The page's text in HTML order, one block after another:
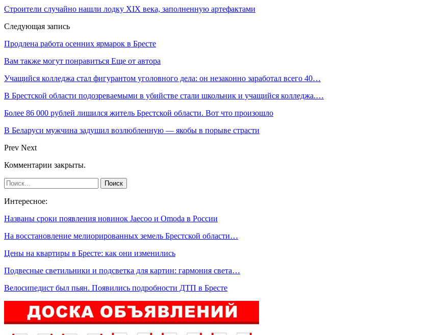
Строители случайно нашли лодку XIX века, заполненную артефактами
Следующая запись
Продлена работа осенних ярмарок в Бресте
Вам также могут понравиться Еще от автора
Учащийся колледжа стал фигурантом уголовного дела: он незаконно заработал всего 40…
В Брестской области подозреваемыми в убийстве стали школьник и учащийся колледжа.…
Более 86 000 рублей лишился житель Брестской области. Вот что произошло
В Беларуси мужчина задушил возлюбленную — якобы в порыве страсти
Prev Next
Комментарии закрыты.
Интересное:
Названы сроки появления новинок Jaecoo и Omoda в России
На восстановление мелиорированных земель Брестской области…
Цены на квартиры в Бресте: как они изменились
Подвесные светильники и подсветка для картин: гармония света…
Велосипедист был пьян. Появились подробности ДТП в Бресте